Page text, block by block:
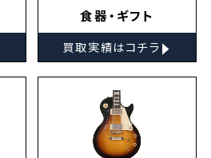
食器・ギフト
買取実績はコチラ ▸